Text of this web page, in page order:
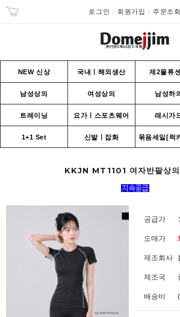
로그인 회원가입 주문조회
NEW 신상 국내ㅣ해외생산 제2물류
남성상의 여성상의 남성하
트레이닝 요가ㅣ스포츠웨어 래시가
1+1 Set 신발ㅣ잡화 묶음세일[럭
KKJN MT1101 여자반팔상
공급가
도매가
제조회사
제조국
배송비